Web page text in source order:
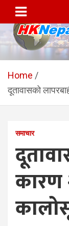
content
सञ्चालित
पत्रिका
hknepal,
Home
दूतावासको
समाचार
कारण